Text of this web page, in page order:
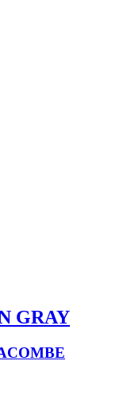
GRAY